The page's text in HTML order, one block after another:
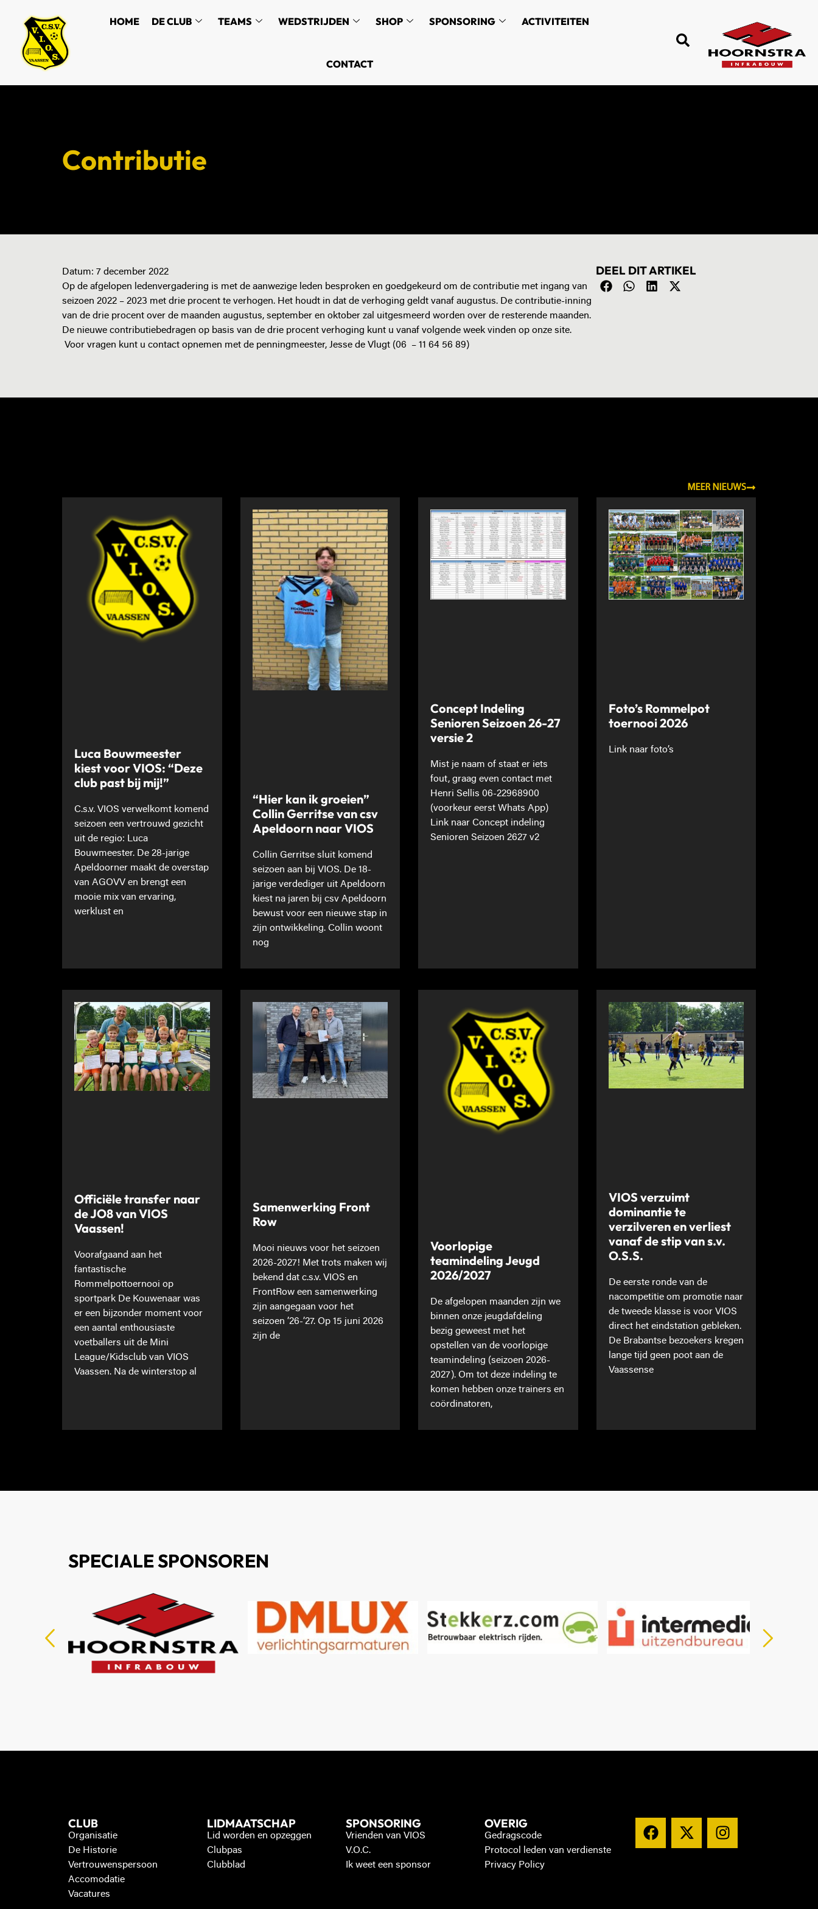
HOME DE CLUB TEAMS WEDSTRIJDEN SHOP SPONSORING ACTIVITEITEN
CONTACT
Contributie
Datum: 7 december 2022
Op de afgelopen ledenvergadering is met de aanwezige leden besproken en goedgekeurd om de contributie met ingang van
seizoen 2022 – 2023 met drie procent te verhogen. Het houdt in dat de verhoging geldt vanaf augustus. De contributie-inning
van de drie procent over de maanden augustus, september en oktober zal uitgesmeerd worden over de resterende maanden.
De nieuwe contributiebedragen op basis van de drie procent verhoging kunt u vanaf volgende week vinden op onze site.
Voor vragen kunt u contact opnemen met de penningmeester, Jesse de Vlugt (06 – 11 64 56 89)
DEEL DIT ARTIKEL
MEER NIEUWS
Luca Bouwmeester
kiest voor VIOS: “Deze
club past bij mij!”
C.s.v. VIOS verwelkomt komend
seizoen een vertrouwd gezicht
uit de regio: Luca
Bouwmeester. De 28-jarige
Apeldoorner maakt de overstap
van AGOVV en brengt een
mooie mix van ervaring,
werklust en
“Hier kan ik groeien”
Collin Gerritse van csv
Apeldoorn naar VIOS
Collin Gerritse sluit komend
seizoen aan bij VIOS. De 18-
jarige verdediger uit Apeldoorn
kiest na jaren bij csv Apeldoorn
bewust voor een nieuwe stap in
zijn ontwikkeling. Collin woont
nog
Concept Indeling
Senioren Seizoen 26-27
versie 2
Mist je naam of staat er iets
fout, graag even contact met
Henri Sellis 06-22968900
(voorkeur eerst Whats App)
Link naar Concept indeling
Senioren Seizoen 2627 v2
Foto’s Rommelpot
toernooi 2026
Link naar foto’s
Officiële transfer naar
de JO8 van VIOS
Vaassen!
Voorafgaand aan het
fantastische
Rommelpottoernooi op
sportpark De Kouwenaar was
er een bijzonder moment voor
een aantal enthousiaste
voetballers uit de Mini
League/Kidsclub van VIOS
Vaassen. Na de winterstop al
Samenwerking Front
Row
Mooi nieuws voor het seizoen
2026-2027! Met trots maken wij
bekend dat c.s.v. VIOS en
FrontRow een samenwerking
zijn aangegaan voor het
seizoen ’26-’27. Op 15 juni 2026
zijn de
Voorlopige
teamindeling Jeugd
2026/2027
De afgelopen maanden zijn we
binnen onze jeugdafdeling
bezig geweest met het
opstellen van de voorlopige
teamindeling (seizoen 2026-
2027). Om tot deze indeling te
komen hebben onze trainers en
coördinatoren,
VIOS verzuimt
dominantie te
verzilveren en verliest
vanaf de stip van s.v.
O.S.S.
De eerste ronde van de
nacompetitie om promotie naar
de tweede klasse is voor VIOS
direct het eindstation gebleken.
De Brabantse bezoekers kregen
lange tijd geen poot aan de
Vaassense
SPECIALE SPONSOREN
CLUB
Organisatie
De Historie
Vertrouwenspersoon
Accomodatie
Vacatures
LIDMAATSCHAP
Lid worden en opzeggen
Clubpas
Clubblad
SPONSORING
Vrienden van VIOS
V.O.C.
Ik weet een sponsor
OVERIG
Gedragscode
Protocol leden van verdienste
Privacy Policy